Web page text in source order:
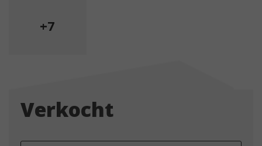
+7
Verkocht